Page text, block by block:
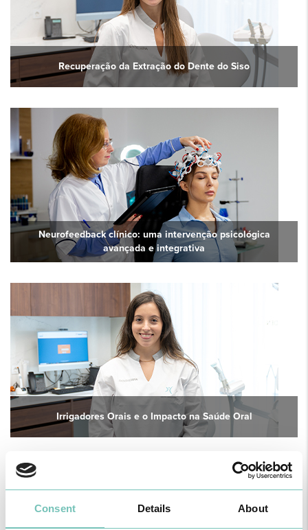
Consent Details About
Recuperação da Extração do Dente do Siso
Neurofeedback clínico: uma intervenção psicológica
avançada e integrativa
Irrigadores Orais e o Impacto na Saúde Oral